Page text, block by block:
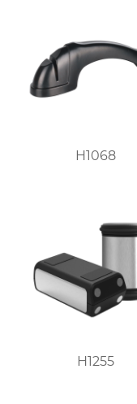
H1068
H1255